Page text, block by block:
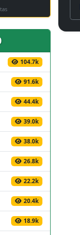
104.7k
91.6k
44.4k
39.0k
38.0k
26.8k
22.2k
20.4k
18.9k